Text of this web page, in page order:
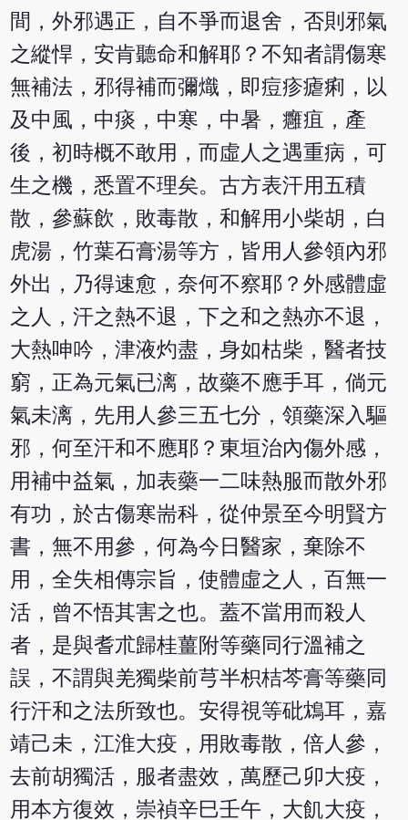
間，外邪遇正，自不爭而退舍，否則邪氣
之縱悍，安肯聽命和解耶？不知者謂傷寒
無補法，邪得補而彌熾，即痘疹瘧痢，以
及中風，中痰，中寒，中暑，癰疽，產
後，初時概不敢用，而虛人之遇重病，可
生之機，悉置不理矣。古方表汗用五積
散，參蘇飲，敗毒散，和解用小柴胡，白
虎湯，竹葉石膏湯等方，皆用人參領內邪
外出，乃得速愈，奈何不察耶？外感體虛
之人，汗之熱不退，下之和之熱亦不退，
大熱呻吟，津液灼盡，身如枯柴，醫者技
窮，正為元氣已漓，故藥不應手耳，倘元
氣未漓，先用人參三五七分，領藥深入驅
邪，何至汗和不應耶？東垣治內傷外感，
用補中益氣，加表藥一二味熱服而散外邪
有功，於古傷寒耑科，從仲景至今明賢方
書，無不用參，何為今日醫家，棄除不
用，全失相傳宗旨，使體虛之人，百無一
活，曾不悟其害之也。蓋不當用而殺人
者，是與耆朮歸桂薑附等藥同行溫補之
誤，不謂與羌獨柴前芎半枳桔芩膏等藥同
行汗和之法所致也。安得視等砒鴆耳，嘉
靖己未，江淮大疫，用敗毒散，倍人參，
去前胡獨活，服者盡效，萬歷己卯大疫，
用本方復效，崇禎辛巳壬午，大飢大疫，